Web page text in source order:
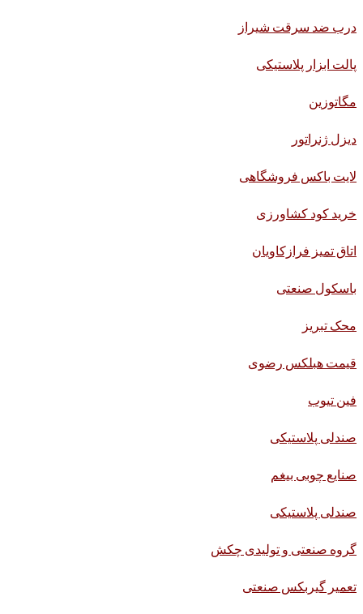
درب ضد سرقت شیراز
پالت ابزار پلاستیکی
مگاتوزین
دیزل ژنراتور
لایت باکس فروشگاهی
خرید کود کشاورزی
اتاق تمیز فرازکاویان
باسکول صنعتی
محک تبریز
قیمت هبلکس رضوی
فین تیوب
صندلی پلاستیکی
صنایع چوبی بیغم
صندلی پلاستیکی
گروه صنعتی و تولیدی چکش
تعمیر گیربکس صنعتی